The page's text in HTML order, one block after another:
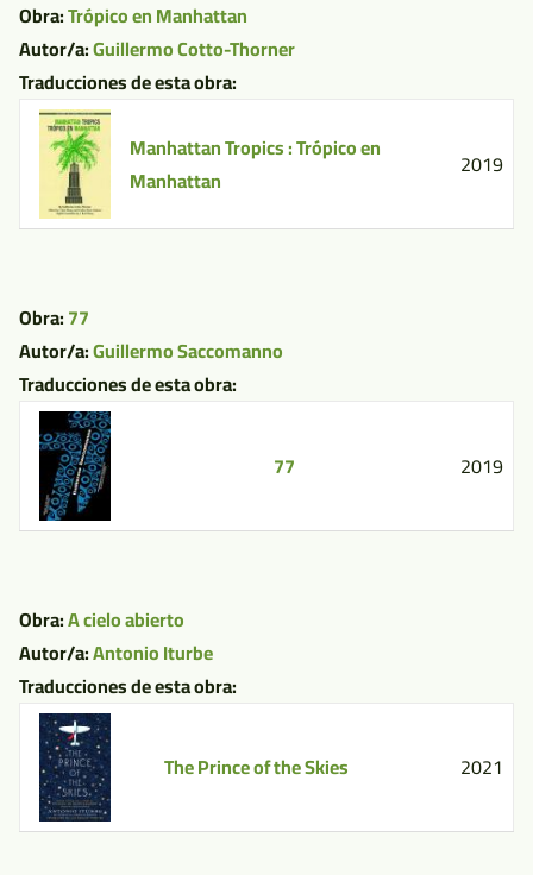
Obra:Trópico en Manhattan
Autor/a:Guillermo Cotto-Thorner
Traducciones de esta obra:
Manhattan Tropics : Trópico en
Manhattan
2019
Obra:77
Autor/a:Guillermo Saccomanno
Traducciones de esta obra:
77 2019
Obra:A cielo abierto
Autor/a:Antonio Iturbe
Traducciones de esta obra:
The Prince of the Skies 2021